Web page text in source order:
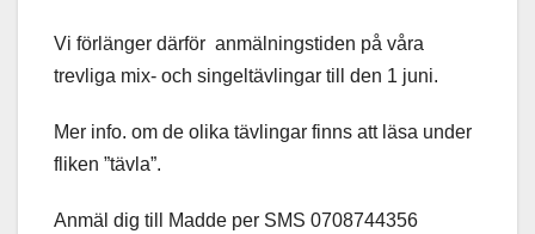
Vi förlänger därför anmälningstiden på våra
trevliga mix- och singeltävlingar till den 1 juni.
Mer info. om de olika tävlingar finns att läsa under
fliken ”tävla”.
Anmäl dig till Madde per SMS 0708744356